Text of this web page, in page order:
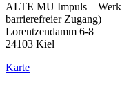
ALTE MU Impuls – Werk
barrierefreier Zugang)
Lorentzendamm 6-8
24103 Kiel
Karte